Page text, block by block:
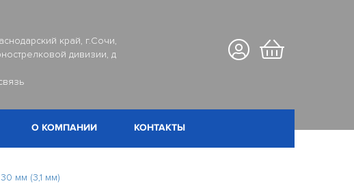
край, г.Сочи,
дивизии, д
О КОМПАНИИ КОНТАКТЫ
мм (3,1 мм)